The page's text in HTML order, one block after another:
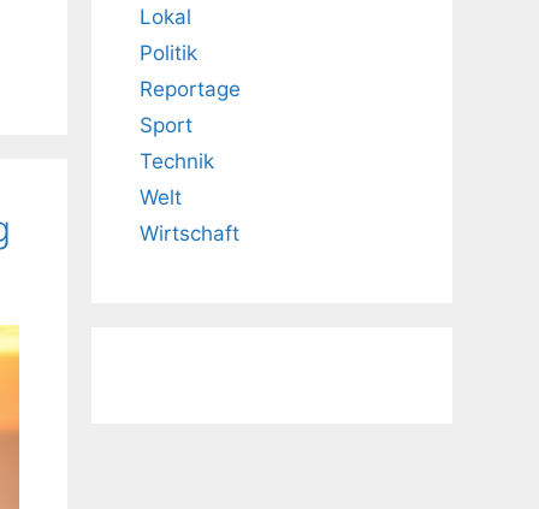
Lokal
Politik
Reportage
Sport
Technik
Welt
Wirtschaft